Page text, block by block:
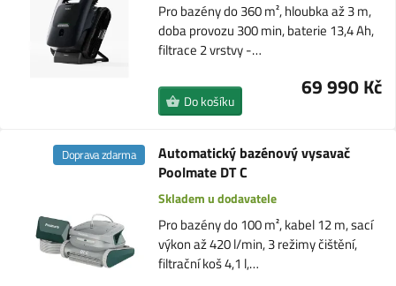
Pro bazény do 360 m², hloubka až 3 m,
doba provozu 300 min, baterie 13,4 Ah,
filtrace 2 vrstvy -…
69 990 Kč
Do košíku
Automatický bazénový vysavač
Poolmate DT C
Doprava zdarma
Skladem u dodavatele
Pro bazény do 100 m², kabel 12 m, sací
výkon až 420 l/min, 3 režimy čištění,
filtrační koš 4,1 l,…